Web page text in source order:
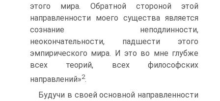
этого мира. Обратной стороной этой
направленности моего существа является
сознание неподлинности,
неокончательности, падшести этого
эмпирического мира. И это во мне глубже
всех теорий, всех философских
направлений»2.
Будучи в своей основной направленности